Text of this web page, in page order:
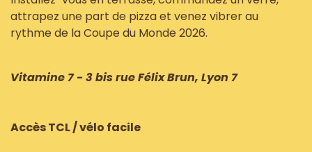
attrapez une part de pizza et venez vibrer au
rythme de la Coupe du Monde 2026.
Vitamine 7 - 3 bis rue Félix Brun, Lyon 7
Accès TCL / vélo facile